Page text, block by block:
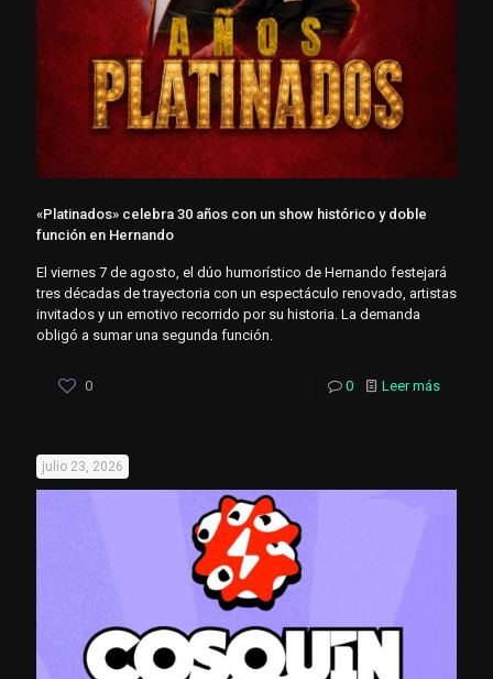
«Platinados» celebra 30 años con un show histórico y doble
función en Hernando
El viernes 7 de agosto, el dúo humorístico de Hernando festejará
tres décadas de trayectoria con un espectáculo renovado, artistas
invitados y un emotivo recorrido por su historia. La demanda
obligó a sumar una segunda función.
0 0 Leer más
julio 23, 2026